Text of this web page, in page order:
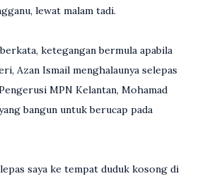
lewat malam tadi.
ketegangan bermula apabila
Azan Ismail menghalaunya selepas
MPN Kelantan, Mohamad
bangun untuk berucap pada
saya ke tempat duduk kosong di